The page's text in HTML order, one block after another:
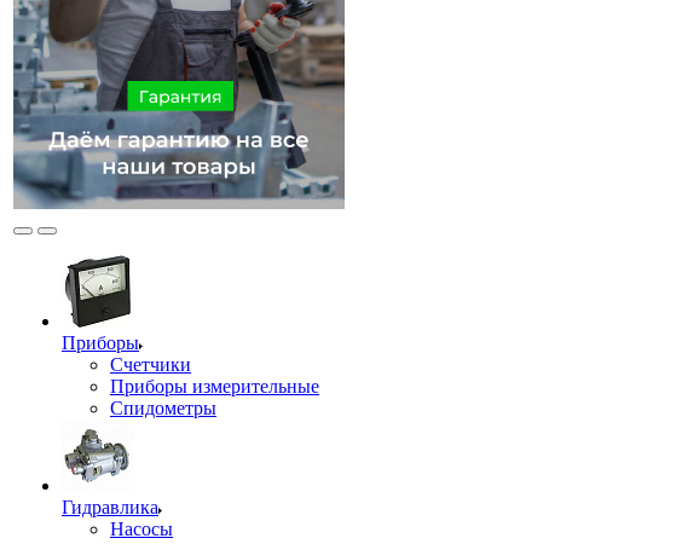
Приборы
Счетчики
Приборы измерительные
Спидометры
Гидравлика
Насосы